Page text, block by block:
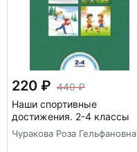
220
440
Наши спортивные
достижения. 2-4 классы
Чуракова Роза Гельфановна